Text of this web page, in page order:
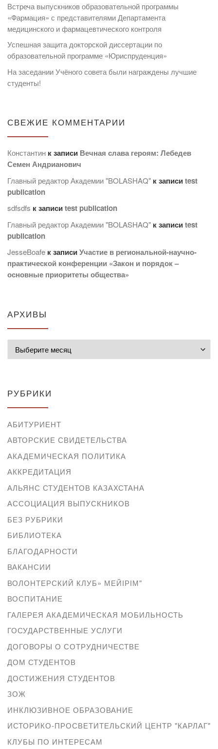
Встреча выпускников образовательной программы
«Фармация» с представителями Департамента
медицинского и фармацевтического контроля
Успешная защита докторской диссертации по
образовательной программе «Юриспруденция»
На заседании Учёного совета были награждены лучшие
студенты!
СВЕЖИЕ КОММЕНТАРИИ
Константин к записи Вечная слава героям: Лебедев
Семен Андрианович
Главный редактор Академии "BOLASHAQ" к записиtest
publication
sdfsdfs к записиtest publication
Главный редактор Академии "BOLASHAQ" к записиtest
publication
JesseBoafe к записиУчастие в региональной-научно-
практической конференции «Закон и порядок –
основные приоритеты общества»
АРХИВЫ
РУБРИКИ
АБИТУРИЕНТ
АВТОРСКИЕ СВИДЕТЕЛЬСТВА
АКАДЕМИЧЕСКАЯ ПОЛИТИКА
АККРЕДИТАЦИЯ
АЛЬЯНС СТУДЕНТОВ КАЗАХСТАНА
АССОЦИАЦИЯ ВЫПУСКНИКОВ
БЕЗ РУБРИКИ
БИБЛИОТЕКА
БЛАГОДАРНОСТИ
ВАКАНСИИ
ВОЛОНТЕРСКИЙ КЛУБ» МЕЙІРІМ"
ВОСПИТАНИЕ
ГАЛЕРЕЯ АКАДЕМИЧЕСКАЯ МОБИЛЬНОСТЬ
ГОСУДАРСТВЕННЫЕ УСЛУГИ
ДОГОВОРЫ О СОТРУДНИЧЕСТВЕ
ДОМ СТУДЕНТОВ
ДОСТИЖЕНИЯ СТУДЕНТОВ
ЗОЖ
ИНКЛЮЗИВНОЕ ОБРАЗОВАНИЕ
ИСТОРИКО-ПРОСВЕТИТЕЛЬСКИЙ ЦЕНТР "КАРЛАГ"
КЛУБЫ ПО ИНТЕРЕСАМ